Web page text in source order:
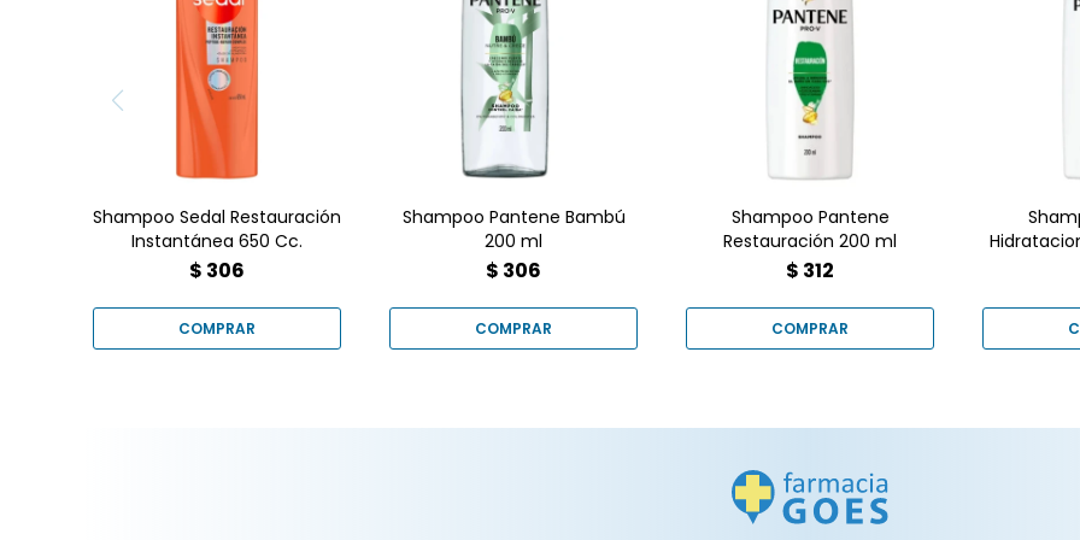
650ml. Fórmula con
Keratina y Vitamina C.
¡Compralo online en
Farmacia Goes y renová
tu fibra capilar hoy
mismo! ?✨
Shampoo Sedal Restauración
Instantánea 650 Cc.
$ 306
ayuda a reducir la caída
del cabello debido al
quiebre, dejándolo más
fuerte, brillante y con una
apariencia saludable.
Shampoo Pantene Bambú
200 ml
$ 306
Shampoo Pantene
Restauración 200ml en
Farmacia Goes. Repara
desde el primer lavado
con óleo de argán y Pro-
Vitaminas.
Shampoo Pantene
Restauración 200 ml
$ 312
el